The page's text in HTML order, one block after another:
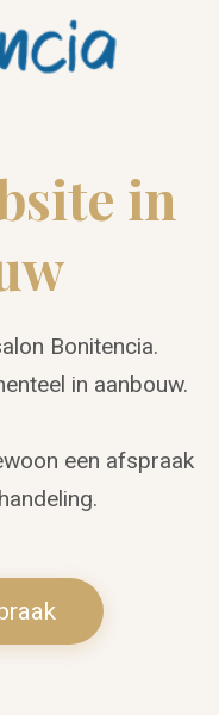
in
Bonitencia.
in aanbouw.
een afspraak